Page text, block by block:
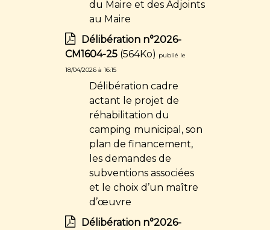
du Maire et des Adjoints
au Maire
Délibération n°2026-
CM1604-25(564Ko) publié le
18/04/2026 à 16:15
Délibération cadre
actant le projet de
réhabilitation du
camping municipal, son
plan de financement,
les demandes de
subventions associées
et le choix d’un maître
d’œuvre
Délibération n°2026-